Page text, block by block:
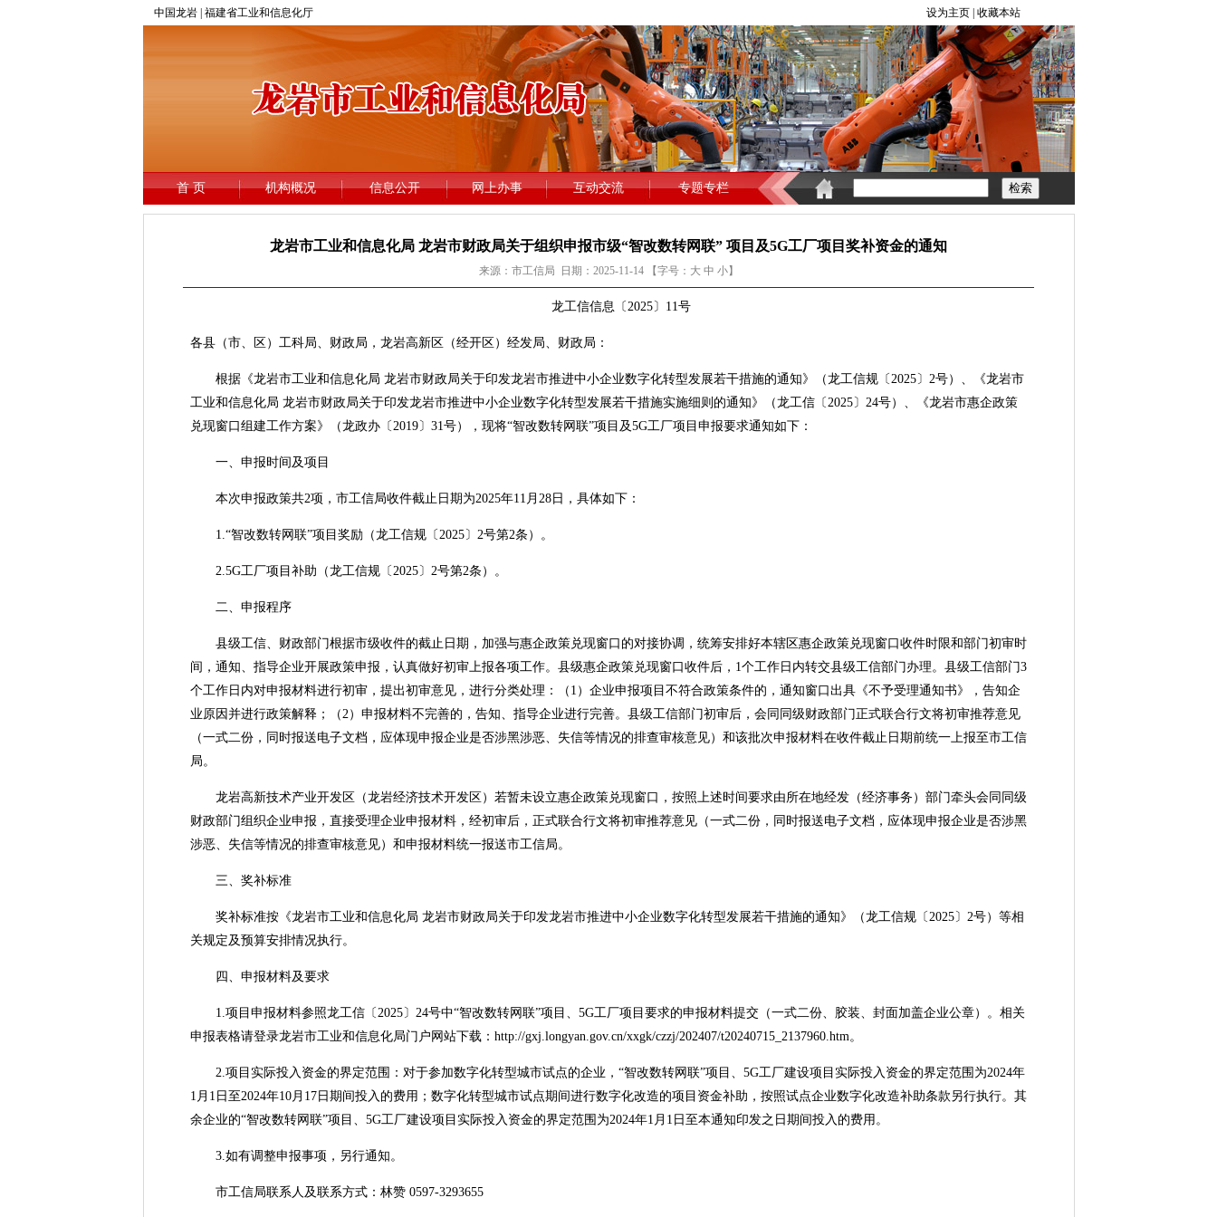
龙岩市工业和信息化局 龙岩市财政局关于组织申报市级“智改数转网联” 项目及5G工厂项目奖补资金的通知
来源：市工信局 日期：2025-11-14 【字号： 大 中 小】
龙工信信息〔2025〕11号
各县（市、区）工科局、财政局，龙岩高新区（经开区）经发局、财政局：
根据《龙岩市工业和信息化局 龙岩市财政局关于印发龙岩市推进中小企业数字化转型发展若干措施的通知》（龙工信规〔2025〕2号）、《龙岩市
工业和信息化局 龙岩市财政局关于印发龙岩市推进中小企业数字化转型发展若干措施实施细则的通知》（龙工信〔2025〕24号）、《龙岩市惠企政策
兑现窗口组建工作方案》（龙政办〔2019〕31号），现将“智改数转网联”项目及5G工厂项目申报要求通知如下：
一、申报时间及项目
本次申报政策共2项，市工信局收件截止日期为2025年11月28日，具体如下：
1.“智改数转网联”项目奖励（龙工信规〔2025〕2号第2条）。
2.5G工厂项目补助（龙工信规〔2025〕2号第2条）。
二、申报程序
县级工信、财政部门根据市级收件的截止日期，加强与惠企政策兑现窗口的对接协调，统筹安排好本辖区惠企政策兑现窗口收件时限和部门初审时
间，通知、指导企业开展政策申报，认真做好初审上报各项工作。县级惠企政策兑现窗口收件后，1个工作日内转交县级工信部门办理。县级工信部门3
个工作日内对申报材料进行初审，提出初审意见，进行分类处理：（1）企业申报项目不符合政策条件的，通知窗口出具《不予受理通知书》，告知企
业原因并进行政策解释；（2）申报材料不完善的，告知、指导企业进行完善。县级工信部门初审后，会同同级财政部门正式联合行文将初审推荐意见
（一式二份，同时报送电子文档，应体现申报企业是否涉黑涉恶、失信等情况的排查审核意见）和该批次申报材料在收件截止日期前统一上报至市工信
局。
龙岩高新技术产业开发区（龙岩经济技术开发区）若暂未设立惠企政策兑现窗口，按照上述时间要求由所在地经发（经济事务）部门牵头会同同级
财政部门组织企业申报，直接受理企业申报材料，经初审后，正式联合行文将初审推荐意见（一式二份，同时报送电子文档，应体现申报企业是否涉黑
涉恶、失信等情况的排查审核意见）和申报材料统一报送市工信局。
三、奖补标准
奖补标准按《龙岩市工业和信息化局 龙岩市财政局关于印发龙岩市推进中小企业数字化转型发展若干措施的通知》（龙工信规〔2025〕2号）等相
关规定及预算安排情况执行。
四、申报材料及要求
1.项目申报材料参照龙工信〔2025〕24号中“智改数转网联”项目、5G工厂项目要求的申报材料提交（一式二份、胶装、封面加盖企业公章）。相关
申报表格请登录龙岩市工业和信息化局门户网站下载：http://gxj.longyan.gov.cn/xxgk/czzj/202407/t20240715_2137960.htm。
2.项目实际投入资金的界定范围：对于参加数字化转型城市试点的企业，“智改数转网联”项目、5G工厂建设项目实际投入资金的界定范围为2024年
1月1日至2024年10月17日期间投入的费用；数字化转型城市试点期间进行数字化改造的项目资金补助，按照试点企业数字化改造补助条款另行执行。其
余企业的“智改数转网联”项目、5G工厂建设项目实际投入资金的界定范围为2024年1月1日至本通知印发之日期间投入的费用。
3.如有调整申报事项，另行通知。
市工信局联系人及联系方式：林赞 0597-3293655